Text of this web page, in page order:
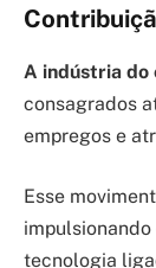
A indústria do
consagrados
empregos e
Esse
tecnologia